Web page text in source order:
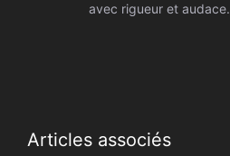
avec rigueur et audace.
Articles associés